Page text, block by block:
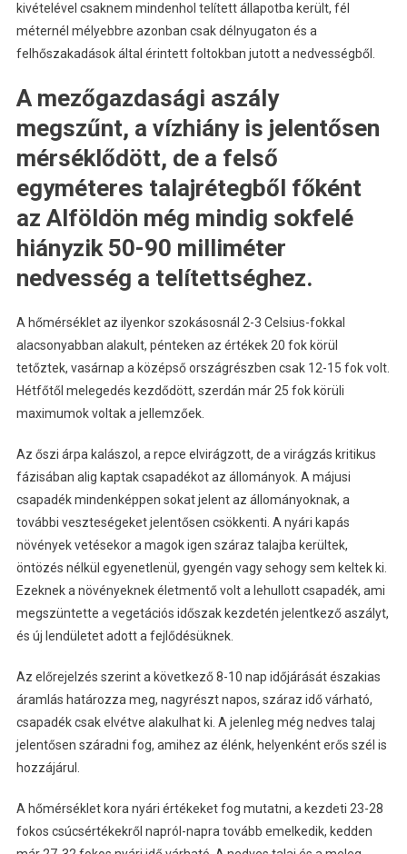
kivételével csaknem mindenhol telített állapotba került, fél
méternél mélyebbre azonban csak délnyugaton és a
felhőszakadások által érintett foltokban jutott a nedvességből.
A mezőgazdasági aszály
megszűnt, a vízhiány is jelentősen
mérséklődött, de a felső
egyméteres talajrétegből főként
az Alföldön még mindig sokfelé
hiányzik 50-90 milliméter
nedvesség a telítettséghez.
A hőmérséklet az ilyenkor szokásosnál 2-3 Celsius-fokkal
alacsonyabban alakult, pénteken az értékek 20 fok körül
tetőztek, vasárnap a középső országrészben csak 12-15 fok volt.
Hétfőtől melegedés kezdődött, szerdán már 25 fok körüli
maximumok voltak a jellemzőek.
Az őszi árpa kalászol, a repce elvirágzott, de a virágzás kritikus
fázisában alig kaptak csapadékot az állományok. A májusi
csapadék mindenképpen sokat jelent az állományoknak, a
további veszteségeket jelentősen csökkenti. A nyári kapás
növények vetésekor a magok igen száraz talajba kerültek,
öntözés nélkül egyenetlenül, gyengén vagy sehogy sem keltek ki.
Ezeknek a növényeknek életmentő volt a lehullott csapadék, ami
megszüntette a vegetációs időszak kezdetén jelentkező aszályt,
és új lendületet adott a fejlődésüknek.
Az előrejelzés szerint a következő 8-10 nap időjárását északias
áramlás határozza meg, nagyrészt napos, száraz idő várható,
csapadék csak elvétve alakulhat ki. A jelenleg még nedves talaj
jelentősen száradni fog, amihez az élénk, helyenként erős szél is
hozzájárul.
A hőmérséklet kora nyári értékeket fog mutatni, a kezdeti 23-28
fokos csúcsértékekről napról-napra tovább emelkedik, kedden